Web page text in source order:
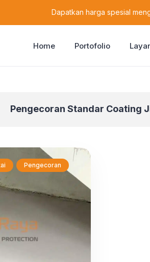
Dapatkan harga spesial
Home Portofolio
Pengecoran Standar Coating
Pengecoran